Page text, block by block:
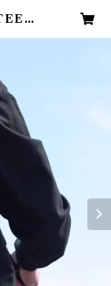
-